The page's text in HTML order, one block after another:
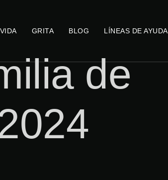
GRITA BLOG LÍNEAS DE AYUDA
de